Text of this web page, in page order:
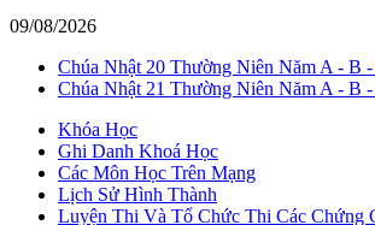
09/08/2026
Chúa Nhật 20 Thường Niên Năm A - B
Chúa Nhật 21 Thường Niên Năm A - B
Khóa Học
Ghi Danh Khoá Học
Các Môn Học Trên Mạng
Lịch Sử Hình Thành
Luyện Thi Và Tổ Chức Thi Các Chứng